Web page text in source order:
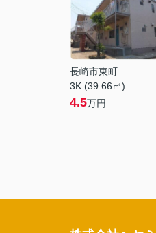
長崎市東町
3K (39.66㎡)
4.5万円